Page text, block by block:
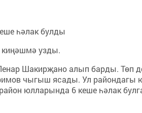
һәлак булды
киңәшмә узды.
Шакирҗано алып барды. Төп
чыгыш ясады. Ул райондагы
юлларында 6 кеше һәлак